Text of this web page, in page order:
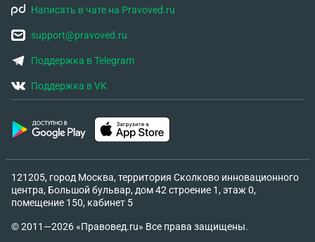
Написать в чате на Pravoved.ru
support@pravoved.ru
Поддержка в Telegram
Поддержка в VK
121205, город Москва, территория Сколково инновационного
центра, Большой бульвар, дом 42 строение 1, этаж 0,
помещение 150, кабинет 5
© 2011—2026 «Правовед.ru» Все права защищены.